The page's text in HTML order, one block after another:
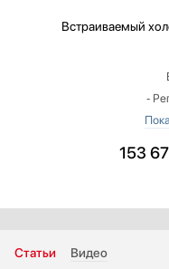
Встраиваемый
‐
‐
Индикация
153
Статьи Видео